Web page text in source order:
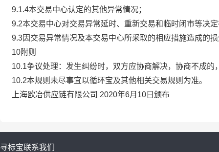
9.1.4本交易中心认定的其他异常情况；
9.2本交易中心对交易异常延时、重新交易和临时闭市等决
9.3因交易异常情况及本交易中心所采取的相应措施造成的
10附则
10.1争议处理：发生纠纷时，双方应协商解决，协商不成
10.2本规则未尽事宜以循环宝及其他相关交易规则为准。
上海欧冶供应链有限公司 2020年6月10日颁布
寻标宝联系我们